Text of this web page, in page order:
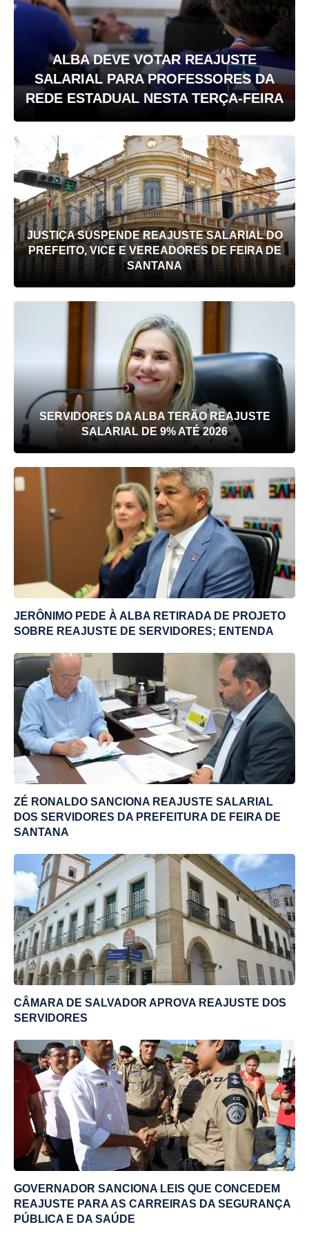
ALBA DEVE VOTAR REAJUSTE
SALARIAL PARA PROFESSORES DA
REDE ESTADUAL NESTA TERÇA-FEIRA
JUSTIÇA SUSPENDE REAJUSTE SALARIAL DO
PREFEITO, VICE E VEREADORES DE FEIRA DE
SANTANA
SERVIDORES DA ALBA TERÃO REAJUSTE
SALARIAL DE 9% ATÉ 2026
JERÔNIMO PEDE À ALBA RETIRADA DE PROJETO
SOBRE REAJUSTE DE SERVIDORES; ENTENDA
ZÉ RONALDO SANCIONA REAJUSTE SALARIAL
DOS SERVIDORES DA PREFEITURA DE FEIRA DE
SANTANA
CÂMARA DE SALVADOR APROVA REAJUSTE DOS
SERVIDORES
GOVERNADOR SANCIONA LEIS QUE CONCEDEM
REAJUSTE PARA AS CARREIRAS DA SEGURANÇA
PÚBLICA E DA SAÚDE